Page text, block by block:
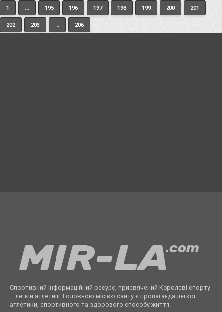
1 ... 195 196 197 198 199 200 201
202 203 ... 206
Спортивний інформаційний ресурс, присвячений Королеві спорту
– легкій атлетиці. Головною місією сайту є пропаганда легкої
атлетики, спортивного та здорового способу життя.